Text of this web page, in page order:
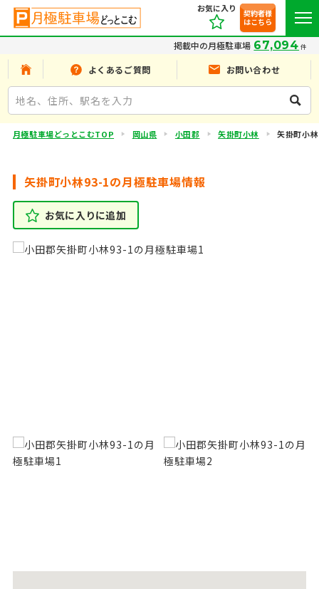
お気に入り
契約者様
はこちら
掲載中の月極駐車場 67,094 件
よくあるご質問 お問い合わせ
月極駐車場どっとこむTOP 岡山県 小田郡 矢掛町小林 矢掛町小
矢掛町小林93-1の月極駐車場情報
お気に入りに追加